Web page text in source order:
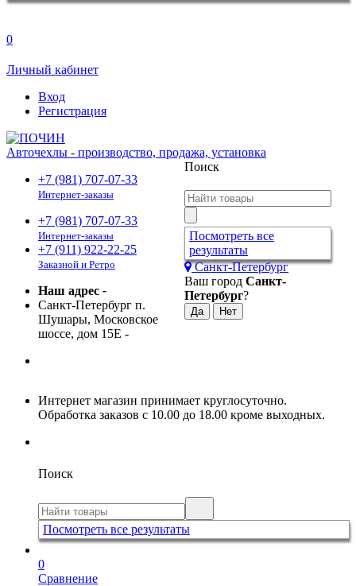
0
Личный кабинет
Вход
Регистрация
Авточехлы - производство, продажа, установка
+7 (981) 707-07-33
Интернет-заказы
+7 (981) 707-07-33
Интернет-заказы
+7 (911) 922-22-25
Заказной и Ретро
Наш адрес -
Санкт-Петербург п.
Шушары, Московское
шоссе, дом 15Е -
Поиск
Посмотреть все
результаты
Санкт-Петербург
Ваш город Санкт-
Петербург?
Интернет магазин принимает круглосуточно.
Обработка заказов с 10.00 до 18.00 кроме выходных.
Поиск
Посмотреть все результаты
0
Сравнение